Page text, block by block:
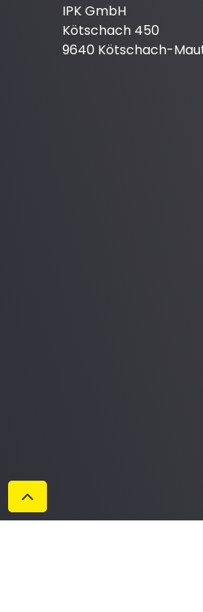
IPK GmbH
Kötschach 450
9640 Kötschach-